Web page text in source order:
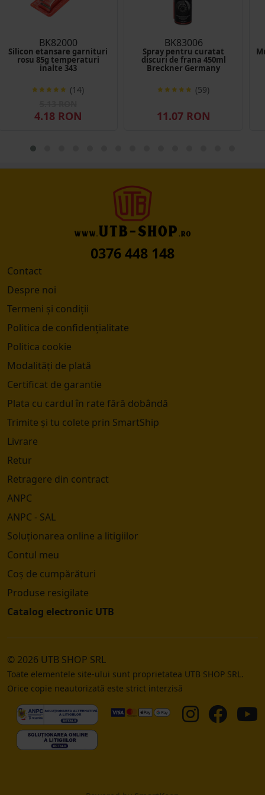
BK82000
Silicon etansare garnituri
rosu 85g temperaturi
inalte 343
(14)
4.18 RON
BK83006
Spray pentru curatat
discuri de frana 450ml
Breckner Germany
(59)
11.07 RON
0376 448 148
Contact
Despre noi
Termeni și condiții
Politica de confidențialitate
Politica cookie
Modalități de plată
Certificat de garantie
Plata cu cardul în rate fără dobândă
Trimite și tu colete prin SmartShip
Livrare
Retur
Retragere din contract
ANPC
ANPC - SAL
Soluționarea online a litigiilor
Contul meu
Coș de cumpărături
Produse resigilate
Catalog electronic UTB
© 2026 UTB SHOP SRL
Toate elementele site-ului sunt proprietatea UTB SHOP SRL.
Orice copie neautorizată este strict interzisă